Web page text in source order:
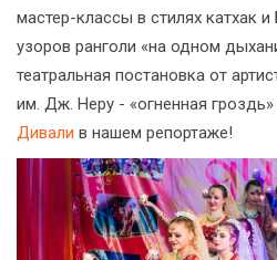
мастер-классы в стилях катхак
узоров ранголи «на одном
театральная постановка от
им. Дж. Неру - «огненная
Дивали в нашем репортаже!